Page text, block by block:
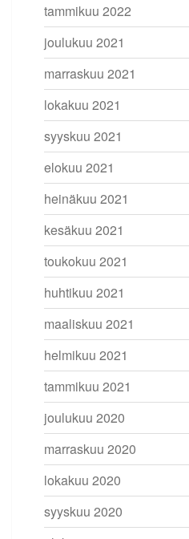
tammikuu 2022
joulukuu 2021
marraskuu 2021
lokakuu 2021
syyskuu 2021
elokuu 2021
heinäkuu 2021
kesäkuu 2021
toukokuu 2021
huhtikuu 2021
maaliskuu 2021
helmikuu 2021
tammikuu 2021
joulukuu 2020
marraskuu 2020
lokakuu 2020
syyskuu 2020